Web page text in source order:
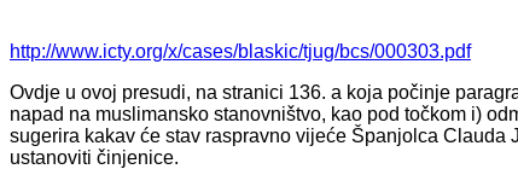
http://www.icty.org/x/cases/blaskic/tjug/bcs/000303.pdf
Ovdje u ovoj presudi, na stranici 136. a koja počinje
napad na muslimansko stanovništvo, kao pod točkom i)
sugerira kakav će stav raspravno vijeće Španjolca Clauda
ustanoviti činjenice.